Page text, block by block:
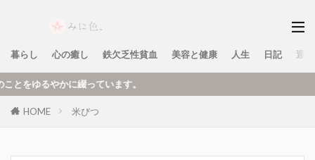
暮らし 心の癒し 鉄欠乏性貧血 美容と健康 人生 日記 運
かに綴っています。
HOME 米びつ